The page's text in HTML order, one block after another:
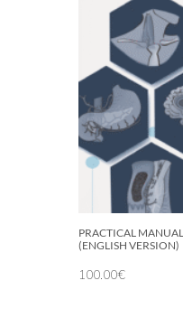
PRACTICAL
(ENGLISH VERSION)
100.00€